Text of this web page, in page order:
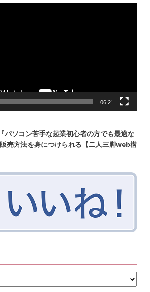
06:21
パソコン苦手な起業初心者の方でも最適な
売方法を身につけられる【二人三脚web構